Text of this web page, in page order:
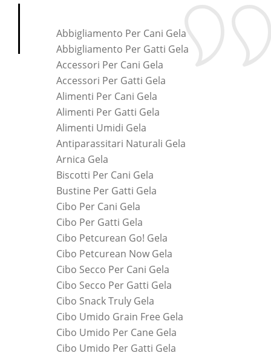
Abbigliamento Per Cani Gela
Abbigliamento Per Gatti Gela
Accessori Per Cani Gela
Accessori Per Gatti Gela
Alimenti Per Cani Gela
Alimenti Per Gatti Gela
Alimenti Umidi Gela
Antiparassitari Naturali Gela
Arnica Gela
Biscotti Per Cani Gela
Bustine Per Gatti Gela
Cibo Per Cani Gela
Cibo Per Gatti Gela
Cibo Petcurean Go! Gela
Cibo Petcurean Now Gela
Cibo Secco Per Cani Gela
Cibo Secco Per Gatti Gela
Cibo Snack Truly Gela
Cibo Umido Grain Free Gela
Cibo Umido Per Cane Gela
Cibo Umido Per Gatti Gela